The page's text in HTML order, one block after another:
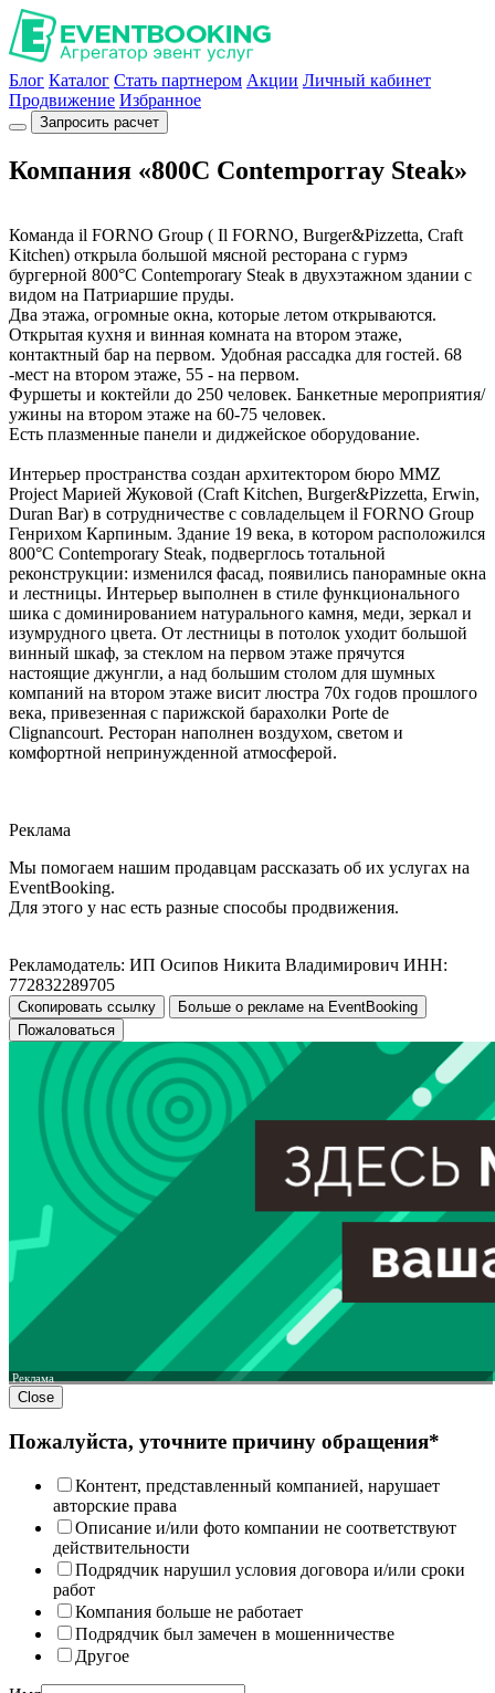
Блог Каталог Стать партнером Акции Личный кабинет
Продвижение Избранное
Запросить расчет
Компания «800C Contemporray Steak»
Команда il FORNO Group ( Il FORNO, Burger&Pizzetta, Craft
Kitchen) открыла большой мясной ресторана с гурмэ
бургерной 800°С Contemporary Steak в двухэтажном здании с
видом на Патриаршие пруды.
Два этажа, огромные окна, которые летом открываются.
Открытая кухня и винная комната на втором этаже,
контактный бар на первом. Удобная рассадка для гостей. 68
-мест на втором этаже, 55 - на первом.
Фуршеты и коктейли до 250 человек. Банкетные мероприятия/
ужины на втором этаже на 60-75 человек.
Есть плазменные панели и диджейское оборудование.
Интерьер пространства создан архитектором бюро MMZ
Project Марией Жуковой (Craft Kitchen, Burger&Pizzetta, Erwin,
Duran Bar) в сотрудничестве с совладельцем il FORNO Group
Генрихом Карпиным. Здание 19 века, в котором расположился
800°С Contemporary Steak, подверглось тотальной
реконструкции: изменился фасад, появились панорамные окна
и лестницы. Интерьер выполнен в стиле функционального
шика с доминированием натурального камня, меди, зеркал и
изумрудного цвета. От лестницы в потолок уходит большой
винный шкаф, за стеклом на первом этаже прячутся
настоящие джунгли, а над большим столом для шумных
компаний на втором этаже висит люстра 70х годов прошлого
века, привезенная с парижской барахолки Porte de
Clignancourt. Ресторан наполнен воздухом, светом и
комфортной непринужденной атмосферой.
Реклама
Мы помогаем нашим продавцам рассказать об их услугах на
EventBooking.
Для этого у нас есть разные способы продвижения.
Рекламодатель: ИП Осипов Никита Владимирович ИНН:
772832289705
Скопировать ссылку
Больше о рекламе на EventBooking
Пожаловаться
Реклама
Close
Пожалуйста, уточните причину обращения*
Контент, представленный компанией, нарушает
авторские права
Описание и/или фото компании не соответствуют
действительности
Подрядчик нарушил условия договора и/или сроки
работ
Компания больше не работает
Подрядчик был замечен в мошенничестве
Другое